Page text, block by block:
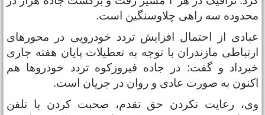
سه راهی چلاوسنگین است.
از احتمال افزایش تردد خودرویی در محورهای
مازندران با توجه به تعطیلات پایان هفته جاری
و گفت: در جاده فیروزکوه تردد خودروها هم
به صورت عادی و روان در جریان است.
رعایت نکردن حق تقدم، صحبت کردن با تلفن